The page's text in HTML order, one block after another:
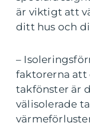
är viktigt att
ditt hus och
–
faktorerna att
takfönster är
välisolerade